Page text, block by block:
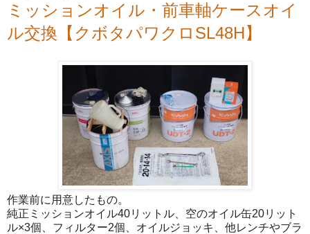
ミッションオイル・前車軸ケースオイ
ル交換【クボタパワクロSL48H】
作業前に用意したもの。
純正ミッションオイル40リットル、空のオイル缶20リット
ル×3個、フィルター2個、オイルジョッキ、他レンチやブラ